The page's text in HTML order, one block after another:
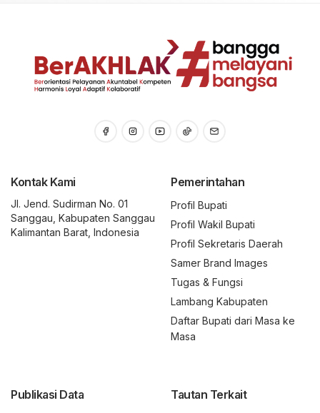
Kontak Kami
Jl. Jend. Sudirman No. 01
Sanggau, Kabupaten Sanggau
Kalimantan Barat, Indonesia
Pemerintahan
Profil Bupati
Profil Wakil Bupati
Profil Sekretaris Daerah
Samer Brand Images
Tugas & Fungsi
Lambang Kabupaten
Daftar Bupati dari Masa ke
Masa
Publikasi Data Tautan Terkait